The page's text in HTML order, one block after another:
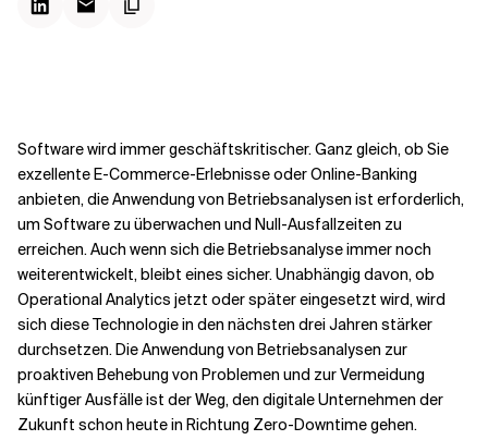
Software wird immer geschäftskritischer. Ganz gleich, ob Sie
exzellente E-Commerce-Erlebnisse oder Online-Banking
anbieten, die Anwendung von Betriebsanalysen ist erforderlich,
um Software zu überwachen und Null-Ausfallzeiten zu
erreichen. Auch wenn sich die Betriebsanalyse immer noch
weiterentwickelt, bleibt eines sicher. Unabhängig davon, ob
Operational Analytics jetzt oder später eingesetzt wird, wird
sich diese Technologie in den nächsten drei Jahren stärker
durchsetzen. Die Anwendung von Betriebsanalysen zur
proaktiven Behebung von Problemen und zur Vermeidung
künftiger Ausfälle ist der Weg, den digitale Unternehmen der
Zukunft schon heute in Richtung Zero-Downtime gehen.